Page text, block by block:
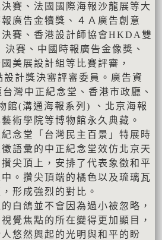
賽、法國國際海報沙龍展等大
廣告金犢獎、４Ａ廣告創意
賽、香港設計師協會HKDA雙
賽、中國時報廣告金像獎、
美展設計組等比賽評審，
計獎決審評審委員。廣告資
灣中正紀念堂、香港市政廳、
館(溝通海報系列) 、北京海報
術學院等博物館永久典藏。
念堂「台灣民主百景」特展時
語彙的中正紀念堂效仿北京天
尖頂上，安排了代表象徵和平
。攢尖頂端的橘色以及琉璃瓦
形成強烈的對比。
白鴿並不會因為過小被忽略，
覺焦點的所在變得更加顯目，
悠然興起的光明與和平的盼